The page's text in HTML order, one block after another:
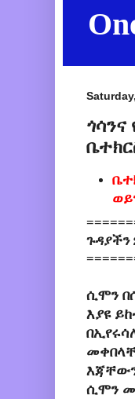
ጉዳያችን
ሲሞን
እያዩ
ሲሞን